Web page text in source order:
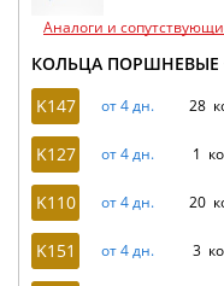
Аналоги и
КОЛЬЦА ПОРШНЕВЫЕ
K147
от 4 дн. 28
K127 от 4 дн. 1
K110 от 4 дн. 20
K151 от 4 дн. 3